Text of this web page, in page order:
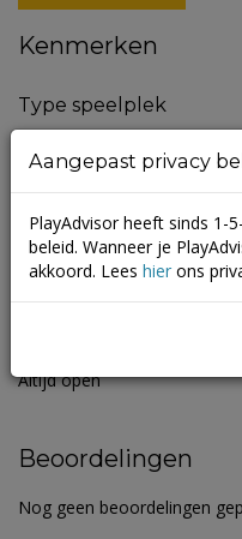
Kenmerken
Type speelplek
Sport & Fitness
Type speelplek
Toegangsprijs
Gratis
Altijd open
Beoordelingen
Nog geen beoordelingen
Aangepast privacy
PlayAdvisor heeft sinds 1-
beleid. Wanneer je
akkoord. Lees hier ons